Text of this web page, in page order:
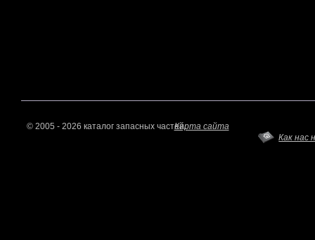
© 2005 - 2026 каталог запасных частей.Карта сайта
Как нас